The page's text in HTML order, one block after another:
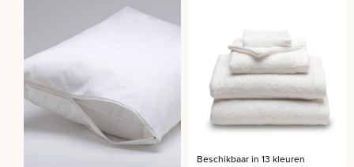
Beschikbaar in 13 kleuren